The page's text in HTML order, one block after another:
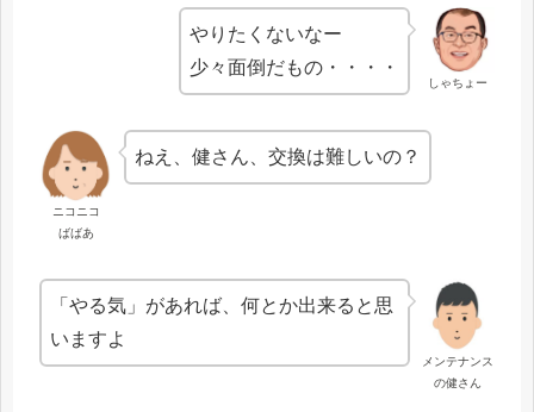
しゃちょー
やりたくないなー
少々面倒だもの・・・・
ニコニコ
ばばあ
ねえ、健さん、交換は難しいの？
メンテナンス
の健さん
「やる気」があれば、何とか出来ると思
いますよ